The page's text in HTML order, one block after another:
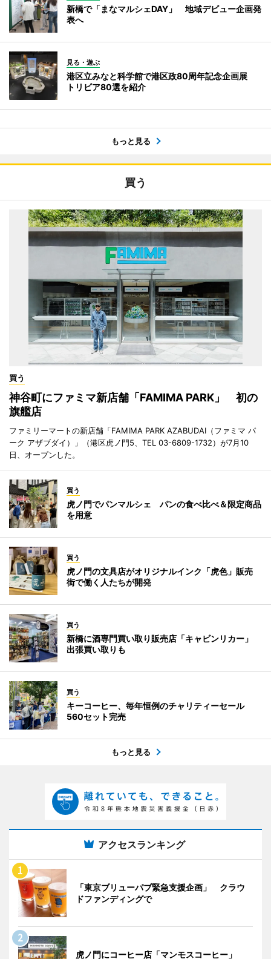
新橋で「まなマルシェDAY」 地域デビュー企画発
表へ
見る・遊ぶ
港区立みなと科学館で港区政80周年記念企画展
トリビア80選を紹介
もっと見る
買う
買う
神谷町にファミマ新店舗「FAMIMA PARK」 初の
旗艦店
ファミリーマートの新店舗「FAMIMA PARK AZABUDAI（ファミマ パ
ーク アザブダイ）」（港区虎ノ門5、TEL 03-6809-1732）が7月10
日、オープンした。
買う
虎ノ門でパンマルシェ パンの食べ比べ＆限定商品
を用意
買う
虎ノ門の文具店がオリジナルインク「虎色」販売
街で働く人たちが開発
買う
新橋に酒専門買い取り販売店「キャビンリカー」
出張買い取りも
買う
キーコーヒー、毎年恒例のチャリティーセール
560セット完売
もっと見る
アクセスランキング
「東京ブリューパブ緊急支援企画」 クラウ
ドファンディングで
虎ノ門にコーヒー店「マンモスコーヒー」